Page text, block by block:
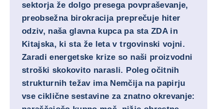
sektorja že dolgo presega povpraševanje,
preobsežna birokracija preprečuje hiter
odziv, naša glavna kupca pa sta ZDA in
Kitajska, ki sta že leta v trgovinski vojni.
Zaradi energetske krize so naši proizvodni
stroški skokovito narasli. Poleg očitnih
strukturnih težav ima Nemčija na papirju
vse ciklične sestavine za znatno okrevanje: